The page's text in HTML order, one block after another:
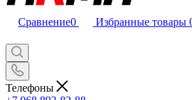
Сравнение0 Избранные товары
Телефоны